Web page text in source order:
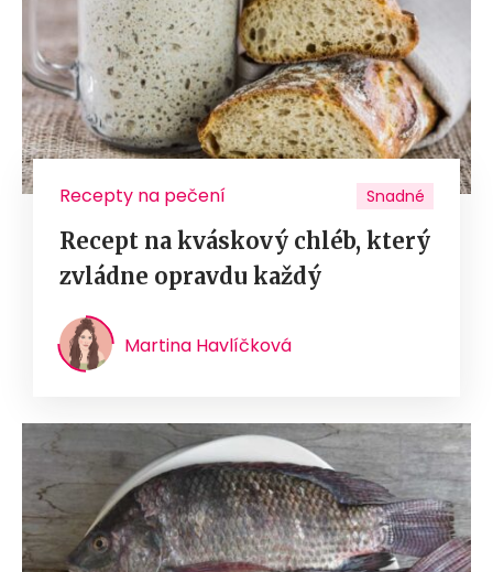
Recepty na pečení Snadné
Recept na kváskový chléb, který
zvládne opravdu každý
Martina Havlíčková